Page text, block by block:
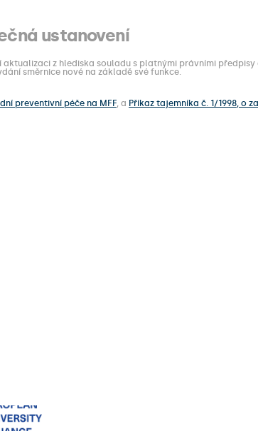
ustanovení
z hlediska souladu s platnými právními
směrnice nové na základě své funkce.
preventivní péče na MFF, a Příkaz tajemníka č. 1/1998, o